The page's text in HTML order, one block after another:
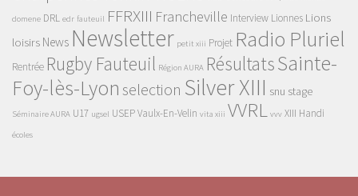
domene DRL edr fauteuil FFRXIII Francheville Interview Lionnes Lions
loisirs News Newsletter petit xiii Projet Radio Pluriel
Rentrée Rugby Fauteuil Région AURA RésultatsSainte-
Foy-lès-Lyon selection Silver XIII snu stage
Séminaire AURA U17 ugsel USEPVaulx-En-Velin vita xiii VVRL vvv XIII Handi
écoles